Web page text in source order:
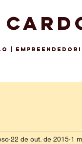
|
22 de out. de 2015 1